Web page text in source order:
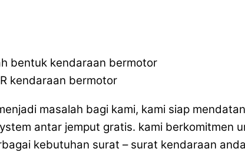
bentuk kendaraan bermotor
kendaraan bermotor
masalah bagi kami, kami siap
antar jemput gratis. kami berkomitmen
kebutuhan surat – surat kendaraan